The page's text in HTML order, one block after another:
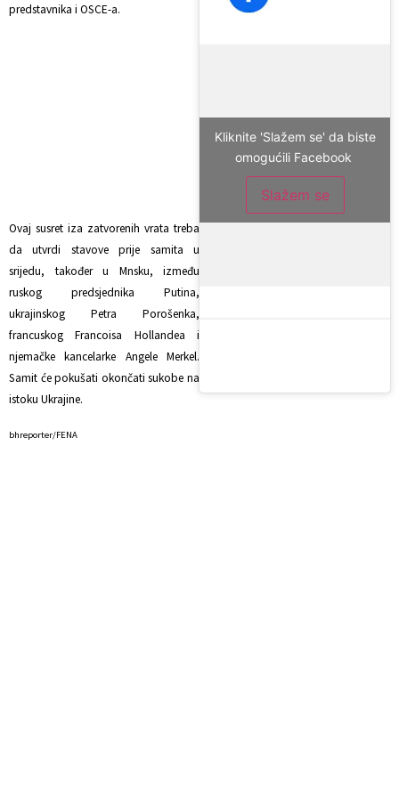
predstavnika i OSCE-a.
Ovaj susret iza zatvorenih vrata treba
da utvrdi stavove prije samita u
srijedu, također u Mnsku, između
ruskog predsjednika Putina,
ukrajinskog Petra Porošenka,
francuskog Francoisa Hollandea i
njemačke kancelarke Angele Merkel.
Samit će pokušati okončati sukobe na
istoku Ukrajine.
bhreporter/FENA
Kliknite 'Slažem se' da biste
omogućili Facebook
Slažem se